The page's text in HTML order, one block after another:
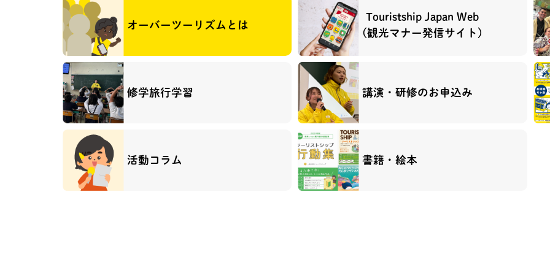
オーバーツーリズムとは
Touristship Japan Web
(観光マナー発信サイト)
修学旅行学習 講演・研修のお申込み
活動コラム 書籍・絵本